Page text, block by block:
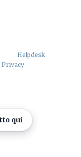
Helpdesk
Privacy
qui